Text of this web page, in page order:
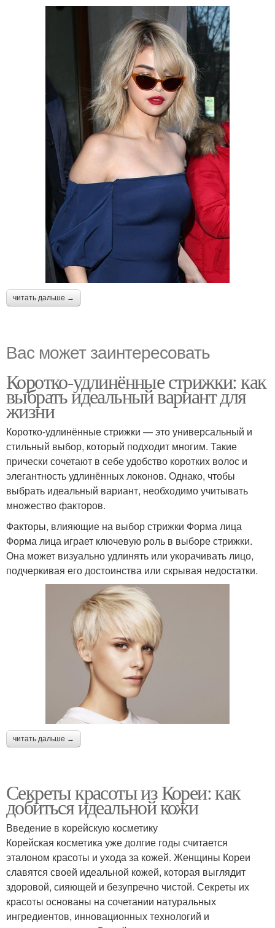
читать дальше →
Вас может заинтересовать
Коротко-удлинённые стрижки: как
выбрать идеальный вариант для
жизни
Коротко-удлинённые стрижки — это универсальный и
стильный выбор, который подходит многим. Такие
прически сочетают в себе удобство коротких волос и
элегантность удлинённых локонов. Однако, чтобы
выбрать идеальный вариант, необходимо учитывать
множество факторов.
Факторы, влияющие на выбор стрижки Форма лица
Форма лица играет ключевую роль в выборе стрижки.
Она может визуально удлинять или укорачивать лицо,
подчеркивая его достоинства или скрывая недостатки.
читать дальше →
Секреты красоты из Кореи: как
добиться идеальной кожи
Введение в корейскую косметику
Корейская косметика уже долгие годы считается
эталоном красоты и ухода за кожей. Женщины Кореи
славятся своей идеальной кожей, которая выглядит
здоровой, сияющей и безупречно чистой. Секреты их
красоты основаны на сочетании натуральных
ингредиентов, инновационных технологий и